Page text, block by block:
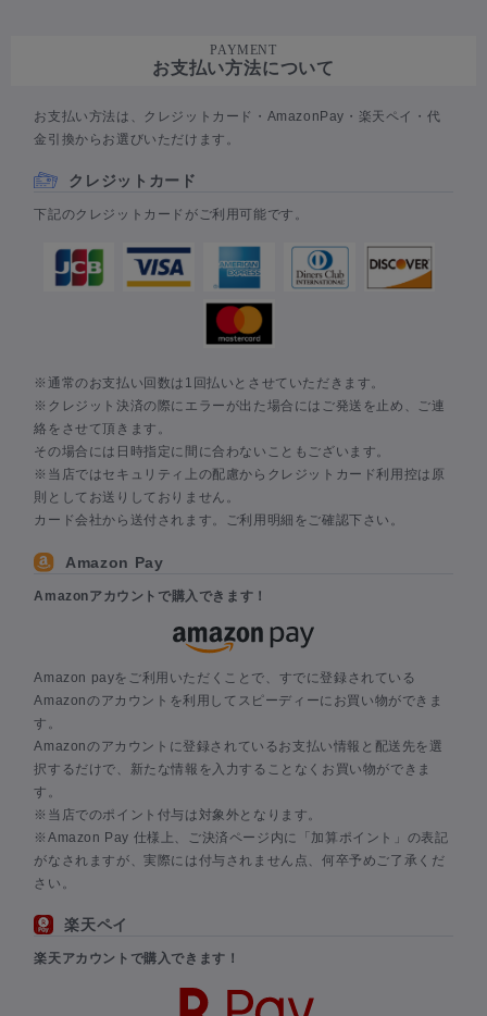
PAYMENT
お支払い方法について
お支払い方法は、クレジットカード・AmazonPay・楽天ペイ・代
金引換からお選びいただけます。
クレジットカード
下記のクレジットカードがご利用可能です。
※通常のお支払い回数は1回払いとさせていただきます。
※クレジット決済の際にエラーが出た場合にはご発送を止め、ご連
絡をさせて頂きます。
その場合には日時指定に間に合わないこともございます。
※当店ではセキュリティ上の配慮からクレジットカード利用控は原
則としてお送りしておりません。
カード会社から送付されます。ご利用明細をご確認下さい。
Amazon Pay
Amazonアカウントで購入できます！
Amazon payをご利用いただくことで、すでに登録されている
Amazonのアカウントを利用してスピーディーにお買い物ができま
す。
Amazonのアカウントに登録されているお支払い情報と配送先を選
択するだけで、新たな情報を入力することなくお買い物ができま
す。
※当店でのポイント付与は対象外となります。
※Amazon Pay 仕様上、ご決済ページ内に「加算ポイント」の表記
がなされますが、実際には付与されません点、何卒予めご了承くだ
さい。
楽天ペイ
楽天アカウントで購入できます！